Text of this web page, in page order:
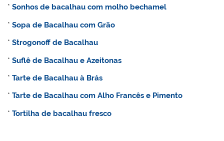
*Sonhos de bacalhau com molho bechamel
*Sopa de Bacalhau com Grão
*Strogonoff de Bacalhau
*Suflê de Bacalhau e Azeitonas
*Tarte de Bacalhau à Brás
*Tarte de Bacalhau com Alho Francês e Pimento
*Tortilha de bacalhau fresco